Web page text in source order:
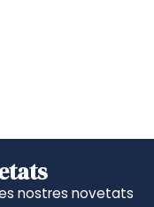
nostres novetats